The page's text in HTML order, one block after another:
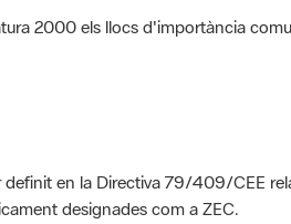
2000 els llocs d'importància
en la Directiva 79/409/CEE
designades com a ZEC.